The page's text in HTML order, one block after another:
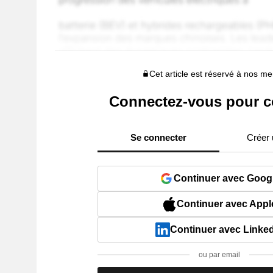
Cet article est réservé à nos
Connectez-vous pour
Se connecter Créer
Continuer avec
Continuer avec
Continuer avec
ou par email